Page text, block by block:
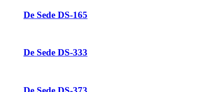
De Sede DS-165
De Sede DS-333